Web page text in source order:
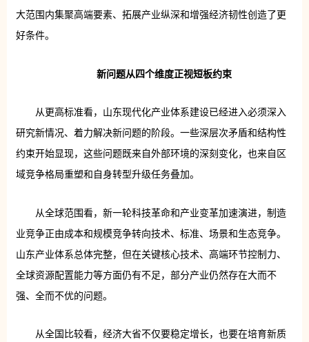
大范围内集聚高端要素、拓展产业纵深和增强经济韧性创造了更
好条件。
新问题从四个维度正视短板约束
从更高标准看，山东现代化产业体系建设已经进入必须深入
研究新情况、着力解决新问题的阶段。一些深层次矛盾和结构性
约束开始显现，这些问题既来自外部环境的深刻变化，也来自区
域竞争格局重塑和自身转型升级任务叠加。
从全球范围看，新一轮科技革命和产业变革加速演进，制造
业竞争正由成本和规模竞争转向技术、标准、场景和生态竞争。
山东产业体系总体完整，但在关键核心技术、高端环节控制力、
全球资源配置能力等方面仍有不足，部分产业仍然存在大而不
强、全而不优的问题。
从全国比较看，经济大省不仅要稳定增长，也要在培育新质